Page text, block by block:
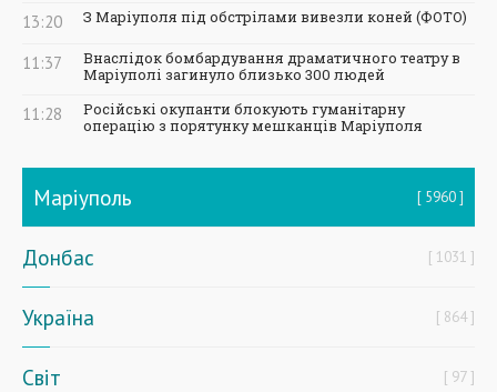
13:20 З Маріуполя під обстрілами вивезли коней (ФОТО)
11:37
Внаслідок бомбардування драматичного театру в
Маріуполі загинуло близько 300 людей
11:28
Російські окупанти блокують гуманітарну
операцію з порятунку мешканців Маріуполя
Маріуполь 5960
Донбас 1031
Україна 864
Світ 97